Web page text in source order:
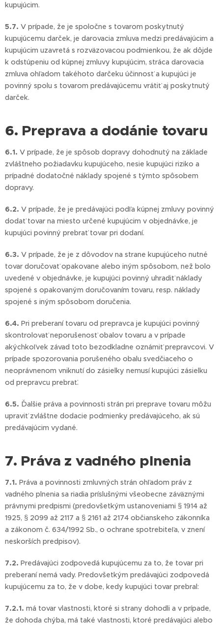
kupujúcim.
5.7. V prípade, že je spoločne s tovarom poskytnutý
kupujúcemu darček, je darovacia zmluva medzi predávajúcim a
kupujúcim uzavretá s rozväzovacou podmienkou, že ak dôjde
k odstúpeniu od kúpnej zmluvy kupujúcim, stráca darovacia
zmluva ohľadom takéhoto darčeku účinnosť a kupujúci je
povinný spolu s tovarom predávajúcemu vrátiť aj poskytnutý
darček.
6. Preprava a dodánie tovaru
6.1. V prípade, že je spôsob dopravy dohodnutý na základe
zvláštneho požiadavku kupujúceho, nesie kupujúci riziko a
prípadné dodatočné náklady spojené s týmto spôsobem
dopravy.
6.2. V prípade, že je predávajúci podľa kúpnej zmluvy povinný
dodať tovar na miesto určené kupujúcim v objednávke, je
kupujúci povinný prebrať tovar pri dodaní.
6.3. V prípade, že je z dôvodov na strane kupujúceho nutné
tovar doručovať opakovane alebo iným spôsobom, než bolo
uvedené v objednávke, je kupujúci povinný uhradiť náklady
spojené s opakovaným doručovaním tovaru, resp. náklady
spojené s iným spôsobom doručenia.
6.4. Pri preberaní tovaru od prepravca je kupujúci povinný
skontrolovať neporušenosť obalov tovaru a v prípade
akýchkoľvek závad toto bezodkladne oznámiť prepravcovi. V
prípade spozorovania porušeného obalu svedčiaceho o
neoprávnenom vniknutí do zásielky nemusí kupujúci zásielku
od prepravcu prebrať.
6.5. Ďalšie práva a povinnosti strán pri preprave tovaru môžu
upraviť zvláštne dodacie podmienky predávajúceho, ak sú
predávajúcim vydané.
7. Práva z vadného plnenia
7.1. Práva a povinnosti zmluvných strán ohľadom práv z
vadného plnenia sa riadia príslušnými všeobecne záväznými
právnymi predpismi (predovšetkým ustanoveniami § 1914 až
1925, § 2099 až 2117 a § 2161 až 2174 občianskeho zákonníka
a zákonom č. 634/1992 Sb., o ochrane spotrebiteľa, v znení
neskorších predpisov).
7.2. Predávajúci zodpovedá kupujúcemu za to, že tovar pri
preberaní nemá vady. Predovšetkým predávajúci zodpovedá
kupujúcemu za to, že v dobe, kedy kupujúci tovar prebral:
7.2.1. má tovar vlastnosti, ktoré si strany dohodli a v prípade,
že dohoda chýba, má také vlastnosti, ktoré predávajúci alebo